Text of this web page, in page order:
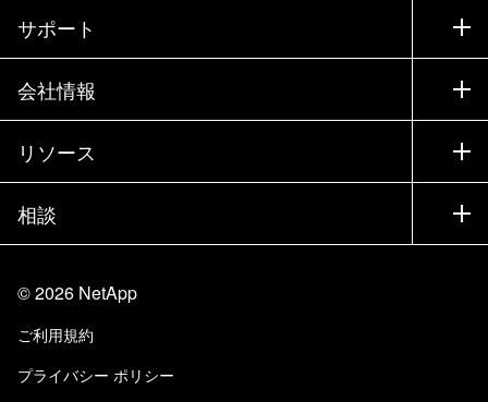
購入方法
営業チームへのお問い合わせ
パートナーを検索
エグゼクティブ ブリーフィング
製品A-Z
サポート
サポート
トレーニング
ドキュメント
ナレッジ ベース
コミュニティ
知識の習得
会社情報
会社情報
パートナー
採用情報
Trust Center
責任と持続可能性
品質に関する認定
リソース
ニュースルーム
イベント
ブログ
カスタマー エクスペリエンス
ユーザ事例
相談
当サイトに関するフィードバック
アクセシビリティ
Eメールの登録
©2026 NetApp
ご利用規約
プライバシー ポリシー